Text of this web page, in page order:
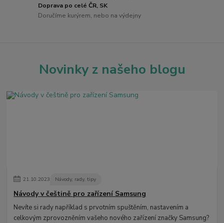
Doprava po celé ČR, SK
Doručíme kurýrem, nebo na výdejny
Novinky z našeho blogu
21.10.2023 Návody, rady, tipy
Návody v češtině pro zařízení Samsung
Nevíte si rady například s prvotním spuštěním, nastavením a
celkovým zprovozněním vašeho nového zařízení značky Samsung?